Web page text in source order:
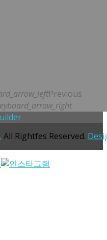
Previous
All Rightfes Reserved.